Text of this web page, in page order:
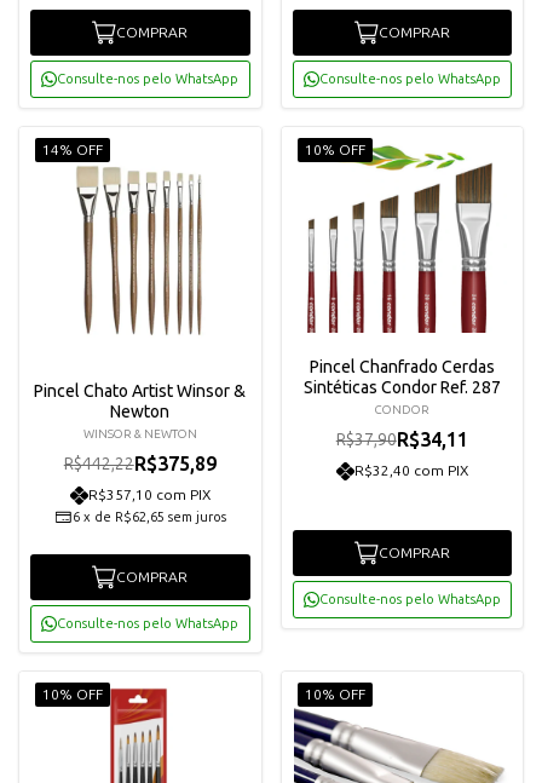
COMPRAR
Consulte-nos pelo WhatsApp
COMPRAR
Consulte-nos pelo WhatsApp
14% OFF
Pincel Chato Artist Winsor &
Newton
WINSOR & NEWTON
R$442,22R$375,89
R$357,10 com PIX
6 x de R$62,65 sem juros
COMPRAR
Consulte-nos pelo WhatsApp
10% OFF
Pincel Chanfrado Cerdas
Sintéticas Condor Ref. 287
CONDOR
R$37,90R$34,11
R$32,40 com PIX
COMPRAR
Consulte-nos pelo WhatsApp
10% OFF 10% OFF